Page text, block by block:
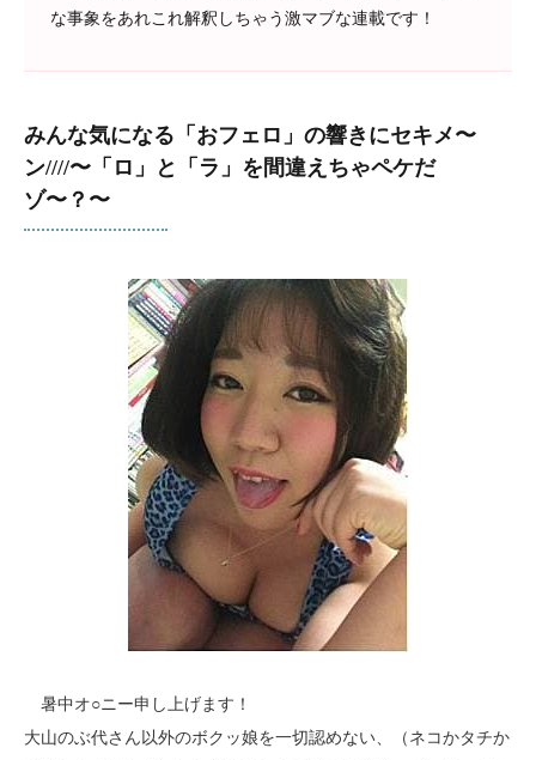
な事象をあれこれ解釈しちゃう激マブな連載です！
みんな気になる「おフェロ」の響きにセキメ〜
ン////〜「ロ」と「ラ」を間違えちゃペケだ
ゾ〜？〜
暑中オ○ニー申し上げます！
大山のぶ代さん以外のボクッ娘を一切認めない、（ネコかタチか